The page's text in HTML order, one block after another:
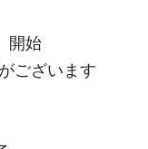
開始
ございます